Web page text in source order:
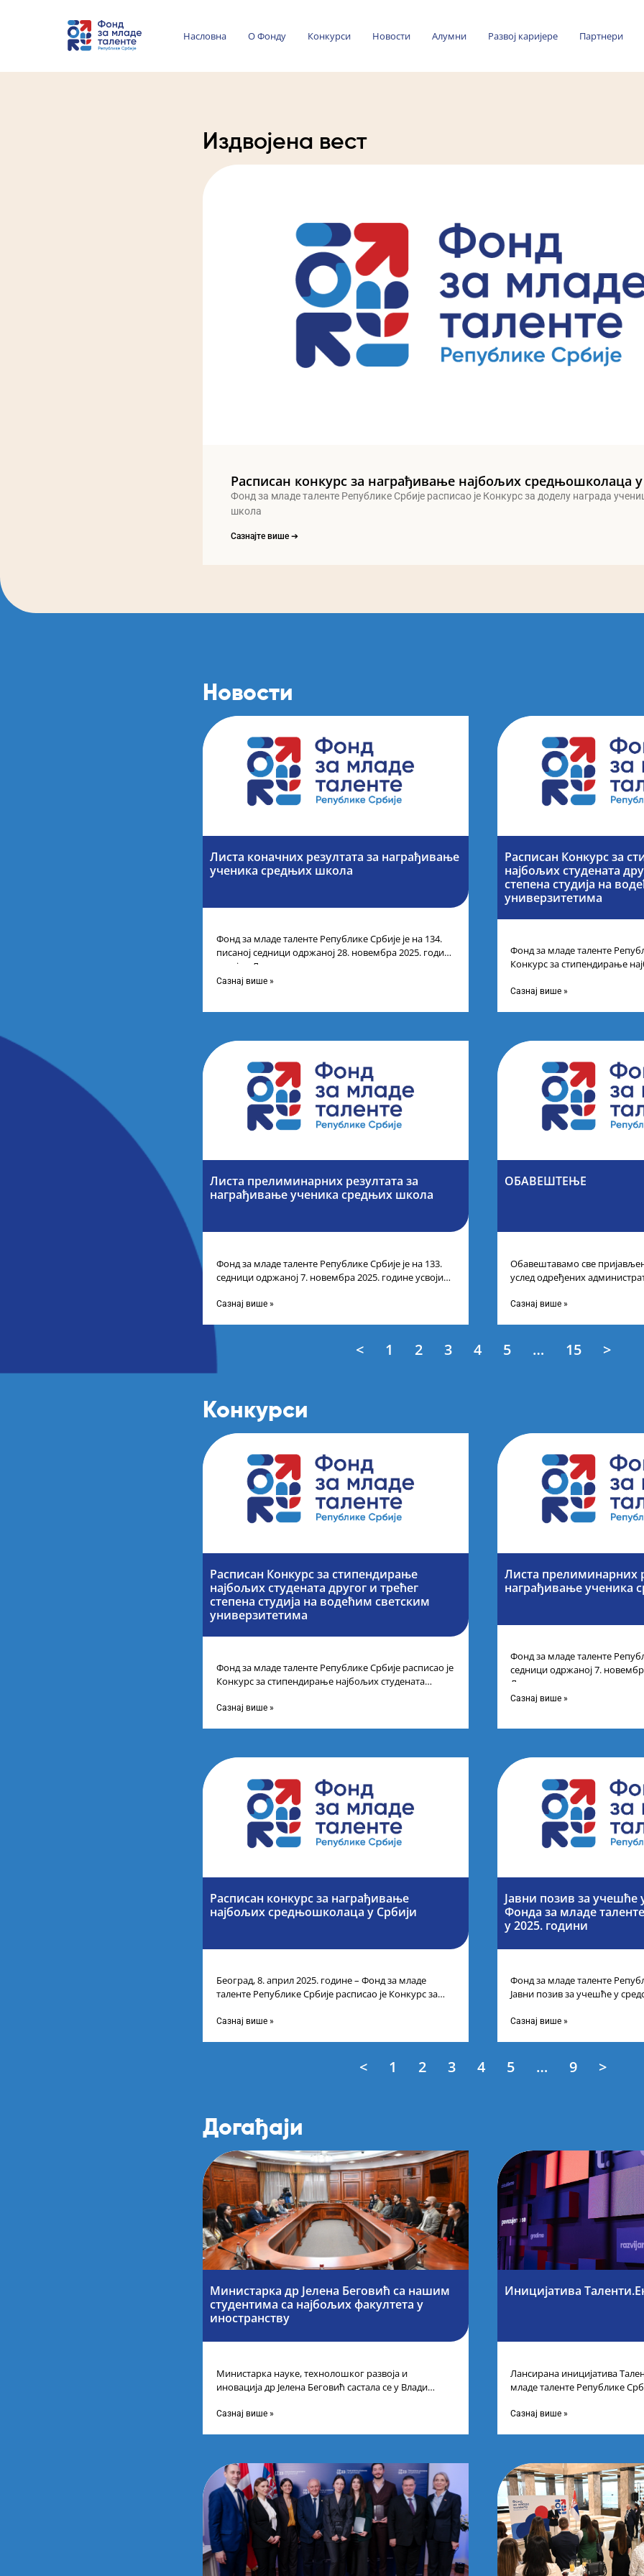
Насловна О Фонду Конкурси Новости Алумни Развој каријере Партнери
Издвојена вест
Расписан конкурс за награђивање најбољих средњошколаца у
Фонд за младе таленте Републике Србије расписао је Конкурс за доделу награда
школа
Сазнајте више ➔
Новости
Листа коначних резултата за награђивање
ученика средњих школа
Фонд за младе таленте Републике Србије је на 134.
писаној седници одржаној 28. новембра 2025. године
усвојио Листу коначних резултата
Сазнај више »
Расписан Конкурс за
најбољих студената
степена студија на
универзитетима
Фонд за младе таленте
Конкурс за стипендирање
Сазнај више »
Листа прелиминарних резултата за
награђивање ученика средњих школа
Фонд за младе таленте Републике Србије је на 133.
седници одржаној 7. новембра 2025. године усвојио
Сазнај више »
ОБАВЕШТЕЊЕ
Обавештавамо све
услед одређених
Конкурсу за доделу награда
Сазнај више »
< 1 2 3 4 5 … 15 >
Конкурси
Расписан Конкурс за стипендирање
најбољих студената другог и трећег
степена студија на водећим светским
универзитетима
Фонд за младе таленте Републике Србије расписао је
Конкурс за стипендирање најбољих студената
Сазнај више »
Листа прелиминарних
награђивање ученика
Фонд за младе таленте
седници одржаној 7.
Листу прелиминарних
Сазнај више »
Расписан конкурс за награђивање
најбољих средњошколаца у Србији
Београд, 8. април 2025. године – Фонд за младе
таленте Републике Србије расписао је Конкурс за
Сазнај више »
Јавни позив за учешће
Фонда за младе
у 2025. години
Фонд за младе таленте
Јавни позив за учешће у
Сазнај више »
< 1 2 3 4 5 … 9 >
Догађаји
Министарка др Јелена Беговић са нашим
студентима са најбољих факултета у
иностранству
Министарка науке, технолошког развоја и
иновација др Јелена Беговић састала се у Влади
Сазнај више »
Иницијатива
Лансирана иницијатива
младе таленте Републике
догађају су се
Сазнај више »